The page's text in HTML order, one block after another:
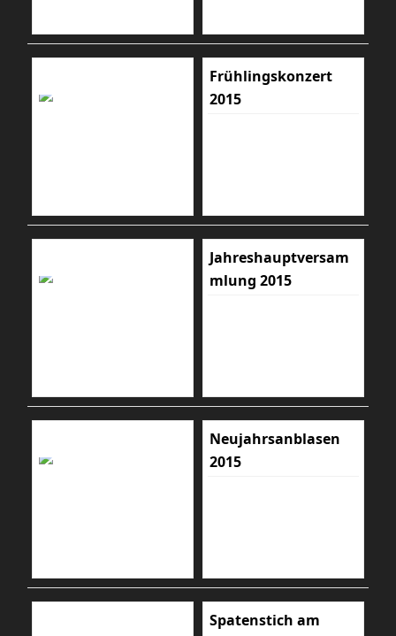
Frühlingskonzert
2015
Jahreshauptversam
mlung 2015
Neujahrsanblasen
2015
Spatenstich am